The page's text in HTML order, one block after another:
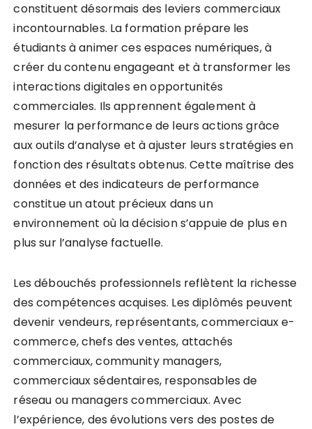
constituent désormais des leviers commerciaux
incontournables. La formation prépare les
étudiants à animer ces espaces numériques, à
créer du contenu engageant et à transformer les
interactions digitales en opportunités
commerciales. Ils apprennent également à
mesurer la performance de leurs actions grâce
aux outils d’analyse et à ajuster leurs stratégies en
fonction des résultats obtenus. Cette maîtrise des
données et des indicateurs de performance
constitue un atout précieux dans un
environnement où la décision s’appuie de plus en
plus sur l’analyse factuelle.
Les débouchés professionnels reflètent la richesse
des compétences acquises. Les diplômés peuvent
devenir vendeurs, représentants, commerciaux e-
commerce, chefs des ventes, attachés
commerciaux, community managers,
commerciaux sédentaires, responsables de
réseau ou managers commerciaux. Avec
l’expérience, des évolutions vers des postes de